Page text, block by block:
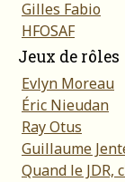
Gilles Fabio
HFOSAF
Jeux de rôles
Evlyn Moreau
Éric Nieudan
Ray Otus
Guillaume
Quand le JDR,